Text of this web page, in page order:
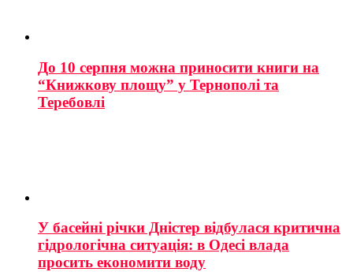
До 10 серпня можна приносити книги на
“Книжкову площу” у Тернополі та
Теребовлі
У басейні річки Дністер відбулася критична
гідрологічна ситуація: в Одесі влада
просить економити воду